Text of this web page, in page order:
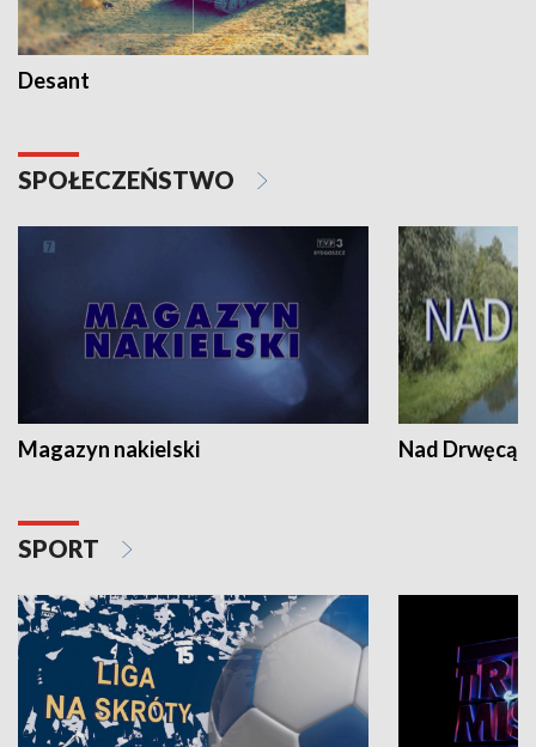
Desant
SPOŁECZEŃSTWO
Magazyn nakielski Nad Drwęcą
SPORT